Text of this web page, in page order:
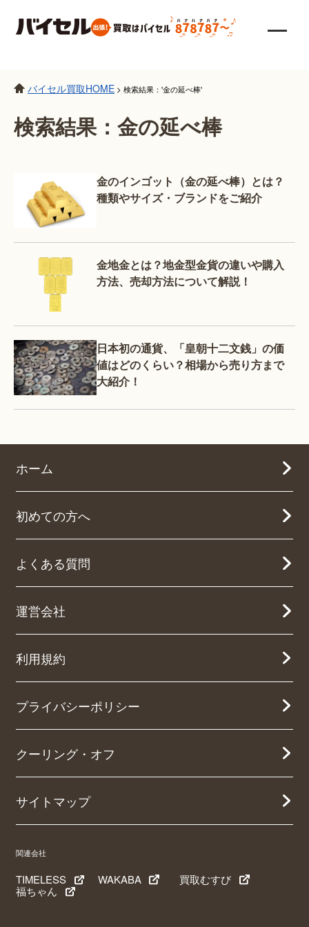
バイセル買取HOME > 検索結果：'金の延べ棒'
検索結果：金の延べ棒
金のインゴット（金の延べ棒）とは？
種類やサイズ・ブランドをご紹介
金地金とは？地金型金貨の違いや購入
方法、売却方法について解説！
日本初の通貨、「皇朝十二文銭」の価
値はどのくらい？相場から売り方まで
大紹介！
ホーム
初めての方へ
よくある質問
運営会社
利用規約
プライバシーポリシー
クーリング・オフ
サイトマップ
関連会社
TIMELESS WAKABA
買取むすび
福ちゃん